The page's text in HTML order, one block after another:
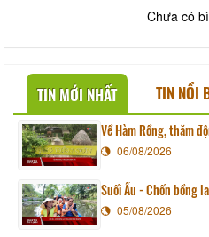
Chưa có
TIN MỚI NHẤT TIN NỔI
Về Hàm Rồng, thăm
06/08/2026
Suối Ấu - Chốn bồng
05/08/2026